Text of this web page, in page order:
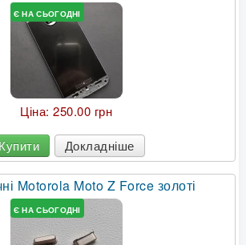
Є НА СЬОГОДНІ
Ціна:250.00 грн
Купити Докладніше
Motorola Moto Z Force золоті
Є НА СЬОГОДНІ